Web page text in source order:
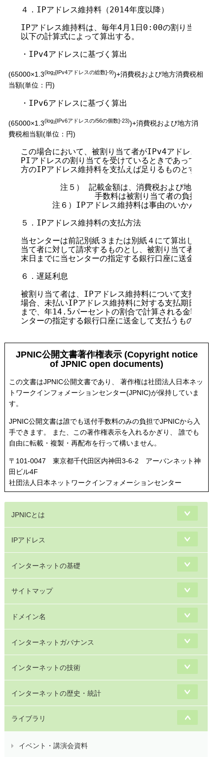
４．IPアドレス維持料（2014年度以降）
IPアドレス維持料は、毎年4月1日0:00の割り当てアド
以下の計算式によって算出する。
・IPv4アドレスに基づく算出
(65000×1.3(log2[IPv4アドレスの総数]-9))+消費税および地方消費税相
当額(単位：円)
・IPv6アドレスに基づく算出
(65000×1.3(log2[IPv6アドレスの/56の個数]-23))+消費税および地方消
費税相当額(単位：円)
この場合において、被割り当て者がIPv4アドレスおよ
PIアドレスの割り当てを受けているときであっても、
方のIPアドレス維持料を支払えば足りるものとする。
注５） 記載金額は、消費税および地方消費
手数料は被割り当て者の負担とす
注６）IPアドレス維持料は事由のいかんを問わ
５．IPアドレス維持料の支払方法
当センターは前記別紙３または別紙４にて算出したIP
当て者に対して請求するものとし、被割り当て者は請
末日までに当センターの指定する銀行口座に送金して支
６．遅延利息
被割り当て者は、IPアドレス維持料について支払期日
場合、未払いIPアドレス維持料に対する支払期日の翌
まで、年14.5パーセントの割合で計算される金額を遅
ンターの指定する銀行口座に送金して支払うものとする
JPNIC公開文書著作権表示 (Copyright notice
of JPNIC open documents)
この文書はJPNIC公開文書であり、 著作権は社団法人日本ネッ
トワークインフォメーションセンター(JPNIC)が保持していま
す。
JPNIC公開文書は誰でも送付手数料のみの負担でJPNICから入
手できます。 また、この著作権表示を入れるかぎり、 誰でも
自由に転載・複製・再配布を行って構いません。
〒101-0047 東京都千代田区内神田3-6-2 アーバンネット神
田ビル4F
社団法人日本ネットワークインフォメーションセンター
JPNICとは
IPアドレス
インターネットの基礎
サイトマップ
ドメイン名
インターネットガバナンス
インターネットの技術
インターネットの歴史・統計
ライブラリ
イベント・講演会資料